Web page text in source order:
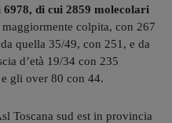
di cui 2859 molecolari
maggiormente colpita, con 267
quella 35/49, con 251, e da
d’età 19/34 con 235
gli over 80 con 44.
Toscana sud est in provincia